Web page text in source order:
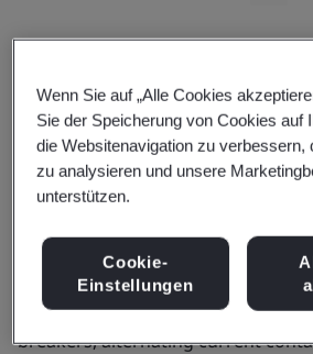
Shanghai
Electrical Co.,
Business scope:The design and
breakers, alternating current
Wenn Sie auf „Alle Cookies
Sie der Speicherung von Cookies auf
die Websitenavigation zu verbessern,
zu analysieren und unsere
unterstützen.
Cookie-
Einstellungen